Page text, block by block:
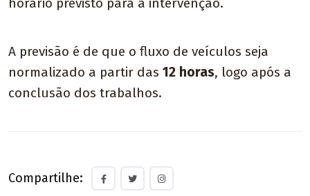
A previsão é de que o fluxo de veículos seja
normalizado a partir das 12 horas, logo após a
conclusão dos trabalhos.
Compartilhe: